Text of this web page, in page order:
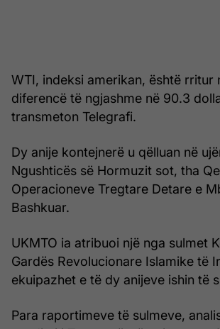
WTI, indeksi amerikan, është rritur
diferencë të ngjashme në 90.3
transmeton Telegrafi.
Dy anije kontejnerë u qëlluan në
Ngushticës së Hormuzit sot, tha
Operacioneve Tregtare Detare e
Bashkuar.
UKMTO ia atribuoi një nga sulmet
Gardës Revolucionare Islamike të
ekuipazhet e të dy anijeve ishin të
Para raportimeve të sulmeve,